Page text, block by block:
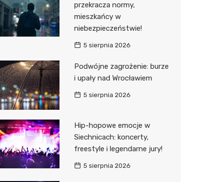
przekracza normy,
mieszkańcy w
niebezpieczeństwie!
5 sierpnia 2026
Podwójne zagrożenie: burze
i upały nad Wrocławiem
5 sierpnia 2026
Hip-hopowe emocje w
Siechnicach: koncerty,
freestyle i legendarne jury!
5 sierpnia 2026